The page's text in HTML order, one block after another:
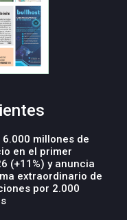
6.000 millones de
en el primer
(+11%) y anuncia
extraordinario de
por 2.000